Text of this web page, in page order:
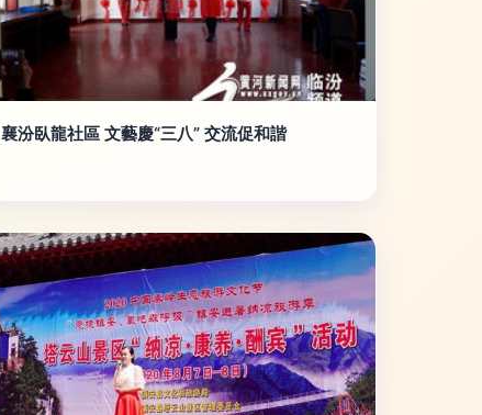
襄汾臥龍社區 文藝慶“三八” 交流促和諧